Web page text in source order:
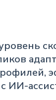
ИИ-